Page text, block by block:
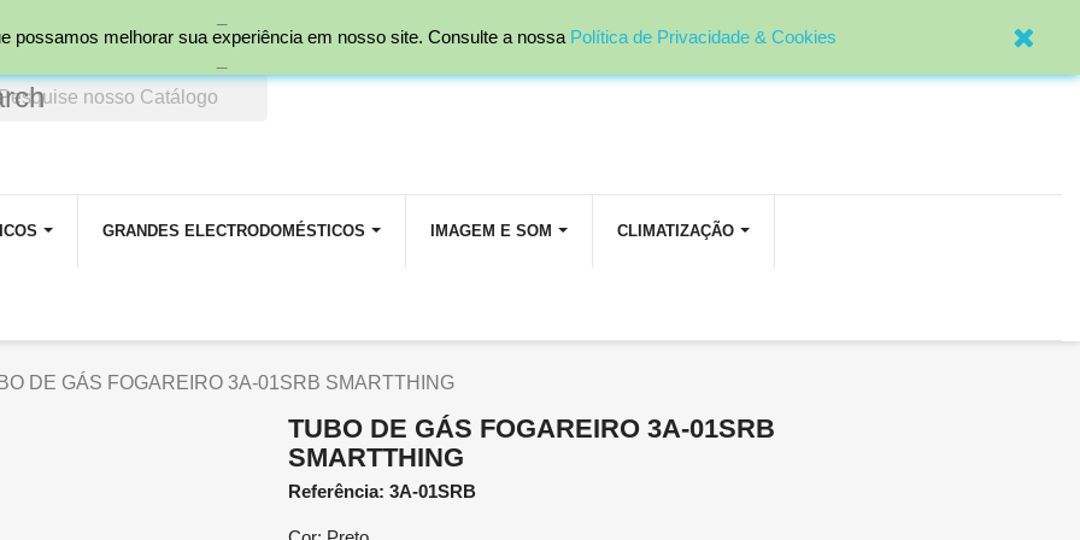
GRANDES ELECTRODOMÉSTICOS IMAGEM E SOM CLIMATIZAÇÃO
DE GÁS FOGAREIRO 3A-01SRB SMARTTHING
TUBO DE GÁS FOGAREIRO 3A-01SRB
SMARTTHING
Referência: 3A-01SRB
possamos melhorar sua experiência em nosso site. Consulte a nossa Política de Privacidade & Cookies